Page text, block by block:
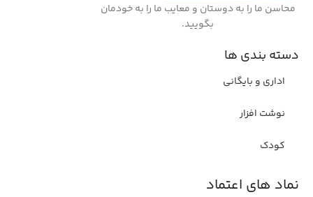
محاسن ما را به دوستان و معایب ما را به خودمان
بگویید.
دسته بندی ها
اداری و بایگانی
نوشت افزار
کودک
نماد های اعتماد